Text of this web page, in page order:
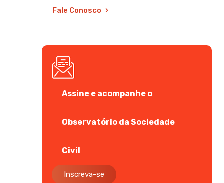
Fale Conosco
Assine e acompanhe o
Observatório da Sociedade
Civil
Inscreva-se